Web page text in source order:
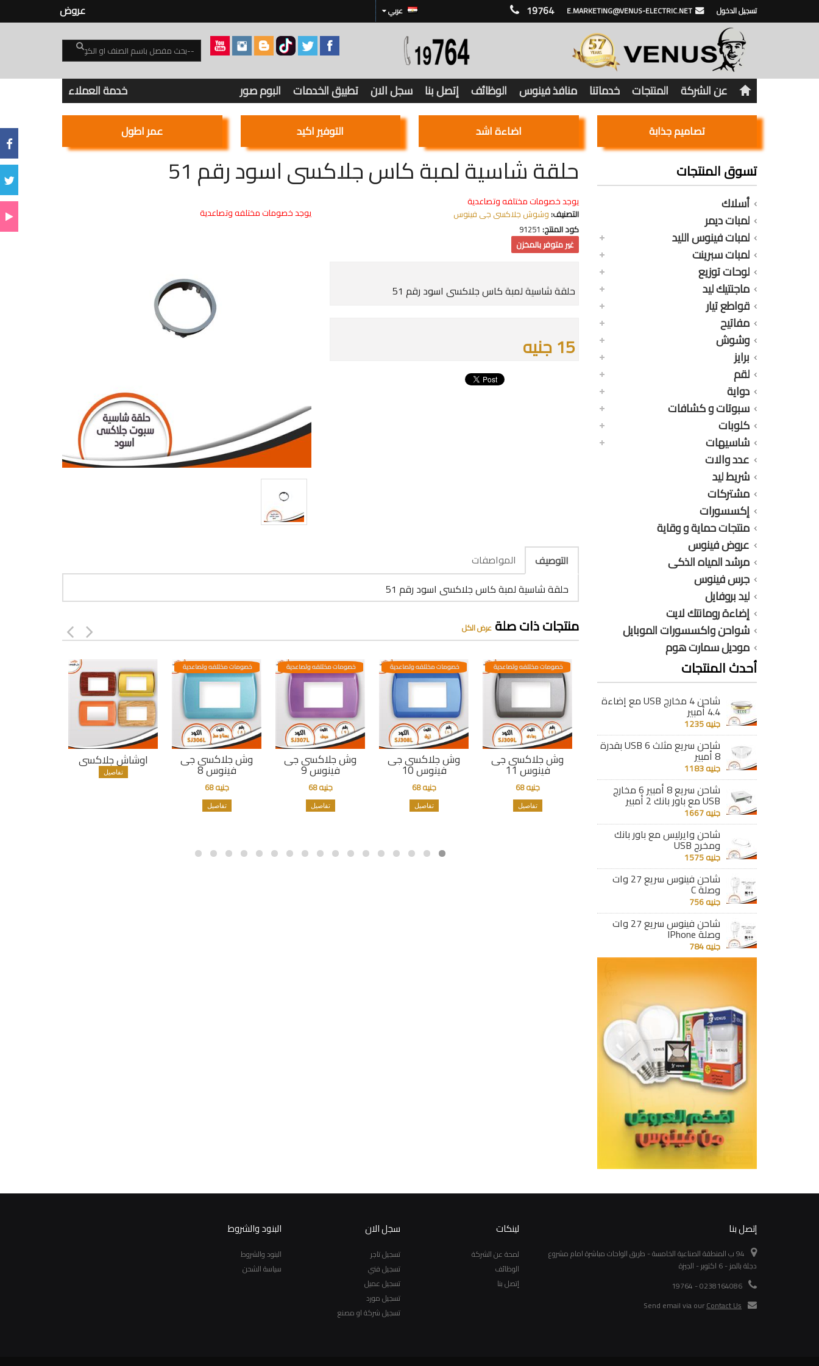
19764 E.MARKETING@VENUS-ELECTRIC.NET تسجيل الدخول عربي عروض
عن الشركة المنتجات خدماتنا منافذ فينوس الوظائف إتصل بنا سجل الان تطبيق الخدمات البوم صور خدمة العملاء
تصاميم جذابة اضاءة اشد التوفير اكيد عمر اطول
تسوق المنتجات
أسلاك
لمبات ديمر
لمبات فينوس الليد
لمبات سبرينت
لوحات توزيع
ماجنتيك ليد
قواطع تيار
مفاتيح
وشوش
برايز
لقم
دواية
سبوتات و كشافات
كلوبات
شاسيهات
عدد والات
شريط ليد
مشتركات
إكسسورات
منتجات حماية و وقاية
عروض فينوس
مرشد المياه الذكى
جرس فينوس
ليد بروفايل
إضاءة رومانتك لايت
شواحن واكسسورات الموبايل
موديل سمارت هوم
أحدث المنتجات
شاحن 4 مخارج USB مع إضاءة
4.4 أمبير
جنيه 1235
شاحن سريع مثلث 6 USB بقدرة
8 أمبير
جنيه 1183
شاحن سريع 8 أمبير 6 مخارج
USB مع باور بانك 2 أمبير
جنيه 1667
شاحن وايرليس مع باور بانك
ومخرج USB
جنيه 1575
شاحن فينوس سريع 27 وات
وصلة C
جنيه 756
شاحن فينوس سريع 27 وات
وصلة IPhone
جنيه 784
حلقة شاسية لمبة كاس جلاكسى اسود رقم 51
يوجد خصومات مختلفه وتصاعدية
التصنيف:وشوش جلاكسى جى فينوس
كود المنتج: 91251
غير متوفر بالمخزن
حلقة شاسية لمبة كاس جلاكسى اسود رقم 51
15 جنيه
يوجد خصومات مختلفه وتصاعدية
التوصيف
المواصفات
حلقة شاسية لمبة كاس جلاكسى اسود رقم 51
منتجات ذات صلةعرض الكل
اوشاش جلاكسى
تفاصيل
وش جلاكسى جى
فينوس 8
خصومات مختلفه وتصاعدية
جنيه 68
تفاصيل
وش جلاكسى جى
فينوس 9
خصومات مختلفه وتصاعدية
جنيه 68
تفاصيل
وش جلاكسى جى
فينوس 10
خصومات مختلفه وتصاعدية
جنيه 68
تفاصيل
وش جلاكسى جى
فينوس 11
خصومات مختلفه وتصاعدية
جنيه 68
تفاصيل
جنيه 68
تفاصيل
وش جلاكسى جى
فينوس 13
خصومات مختلفه وتصاعدية
تفاصيل
إتصل بنا
94 ب المنطقة الصناعية الخامسة - طريق الواحات مباشرة امام مشروع
دجلة بالمز - 6 اكتوبر - الجيزة
0238164086 - 19764
Send email via ourContact Us
لينكات
لمحة عن الشركة
الوظائف
إتصل بنا
سجل الان
تسجيل تاجر
تسجيل فني
تسجيل عميل
تسجيل مورد
تسجيل شركة او مصنع
البنود والشروط
البنود والشروط
سياسة الشحن